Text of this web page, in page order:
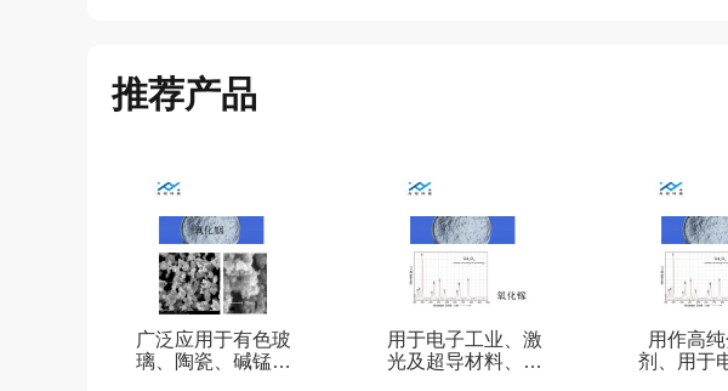
推荐产品
广泛应用于有色玻
璃、陶瓷、碱锰电
用于电子工业、激
光及超导材料、合
用作高
剂、用于